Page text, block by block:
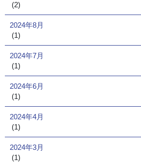
(2)
2024年8月
(1)
2024年7月
(1)
2024年6月
(1)
2024年4月
(1)
2024年3月
(1)